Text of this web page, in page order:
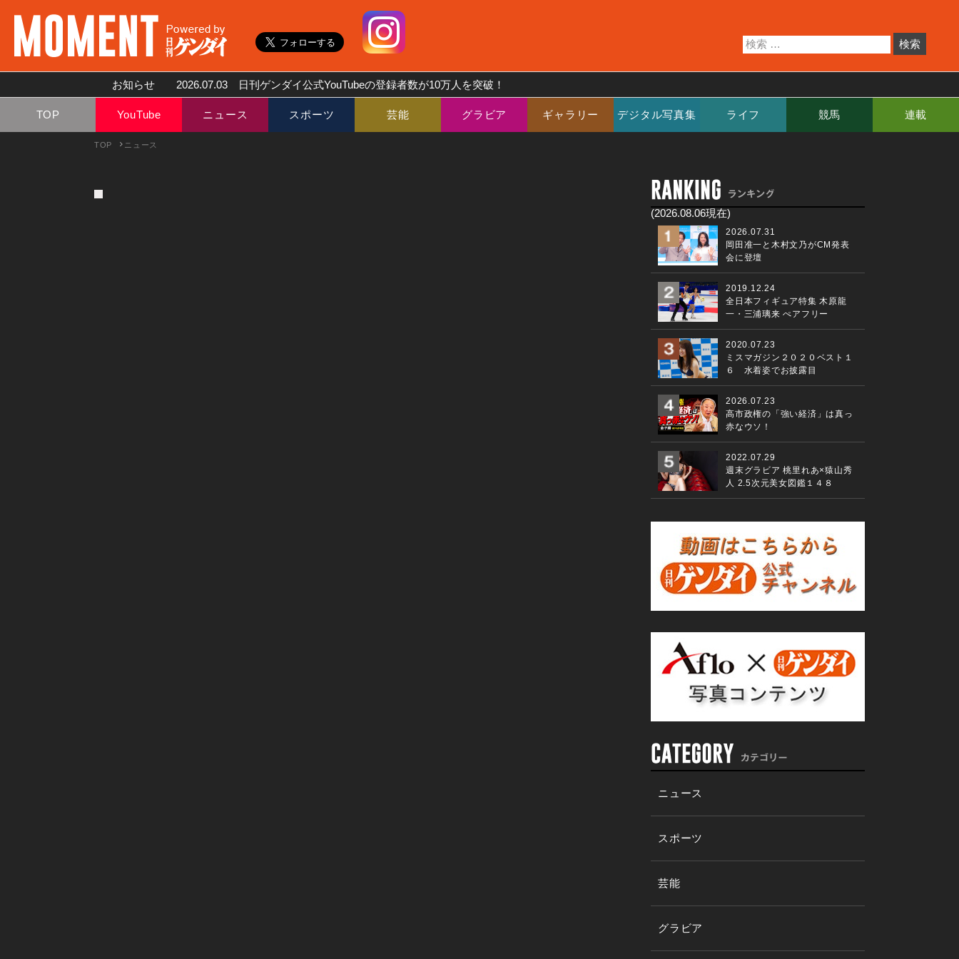
お知らせ 2026.07.03 日刊ゲンダイ公式YouTubeの登録者数が10万人を突破！
TOP YouTube ニュース スポーツ 芸能 グラビア ギャラリー デジタル写真集 ライフ 競馬 連載
TOP ニュース
(2026.08.06現在)
2026.07.31
岡田准一と木村文乃がCM発表
会に登壇
2019.12.24
全日本フィギュア特集 木原龍
一・三浦璃来 ぺアフリー
2020.07.23
ミスマガジン２０２０ベスト１
６ 水着姿でお披露目
2026.07.23
高市政権の「強い経済」は真っ
赤なウソ！
2022.07.29
週末グラビア 桃里れあ×猿山秀
人 2.5次元美女図鑑１４８
ニュース
スポーツ
芸能
グラビア